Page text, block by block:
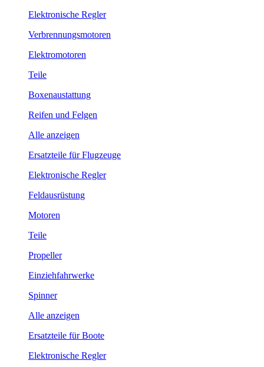
Elektronische Regler
Verbrennungsmotoren
Elektromotoren
Teile
Boxenaustattung
Reifen und Felgen
Alle anzeigen
Ersatzteile für Flugzeuge
Elektronische Regler
Feldausrüstung
Motoren
Teile
Propeller
Einziehfahrwerke
Spinner
Alle anzeigen
Ersatzteile für Boote
Elektronische Regler